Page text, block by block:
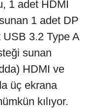
1 adet HDMI
1 adet DP
3.2 Type A
sunan
HDMI ve
üç ekrana
kılıyor.